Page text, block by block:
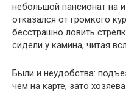
небольшой пансионат на
отказался от громкого
бесстрашно ловить
сидели у камина, читая
Были и неудобства:
чем на карте, зато